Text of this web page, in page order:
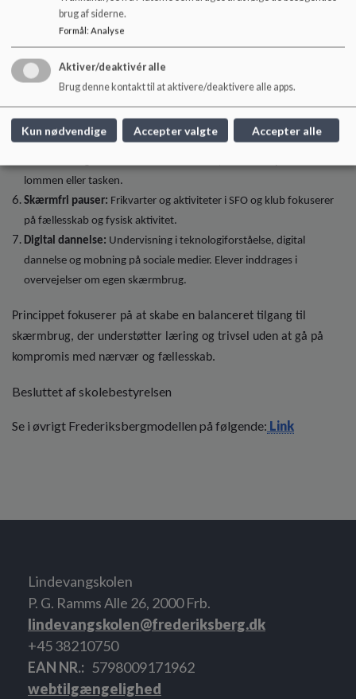
muligt i alle lektioner.
voksenstyret og fagligt funderet.
Mobilfri SFO: Ingen mobiltelefoner eller smartwatches i SFO.
Mobilfri klub:Ingen mobiltelefoner eller smartwatches i Klub
Cassiopeia før kl. 16, for at sikre nærvær og fællesskab. Enheder
lommen eller tasken.
Skærmfri pauser: Frikvarter og aktiviteter i SFO og klub fokuserer
på fællesskab og fysisk aktivitet.
Digital dannelse: Undervisning i teknologiforståelse, digital
dannelse og mobning på sociale medier. Elever inddrages i
overvejelser om egen skærmbrug.
Princippet fokuserer på at skabe en balanceret tilgang til
skærmbrug, der understøtter læring og trivsel uden at gå på
kompromis med nærvær og fællesskab.
Besluttet af skolebestyrelsen
Se i øvrigt Frederiksbergmodellen på følgende: Link
Lindevangskolen
P. G. Ramms Alle 26, 2000 Frb.
lindevangskolen@frederiksberg.dk
+45 38210750
EAN NR.
5798009171962
webtilgængelighed
brug af siderne.
Formål: Analyse
Aktiver/deaktivér alle
Brug denne kontakt til at aktivere/deaktivere alle apps.
Kun nødvendige Accepter valgte Accepter alle